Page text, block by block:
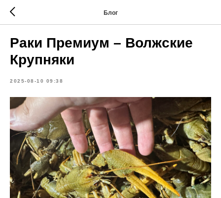
Блог
Раки Премиум – Волжские
Крупняки
2025-08-10 09:38